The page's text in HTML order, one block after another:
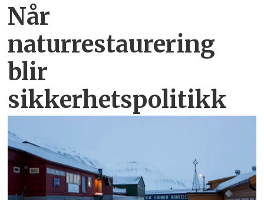
Når
naturrestaurering
blir
sikkerhetspolitikk